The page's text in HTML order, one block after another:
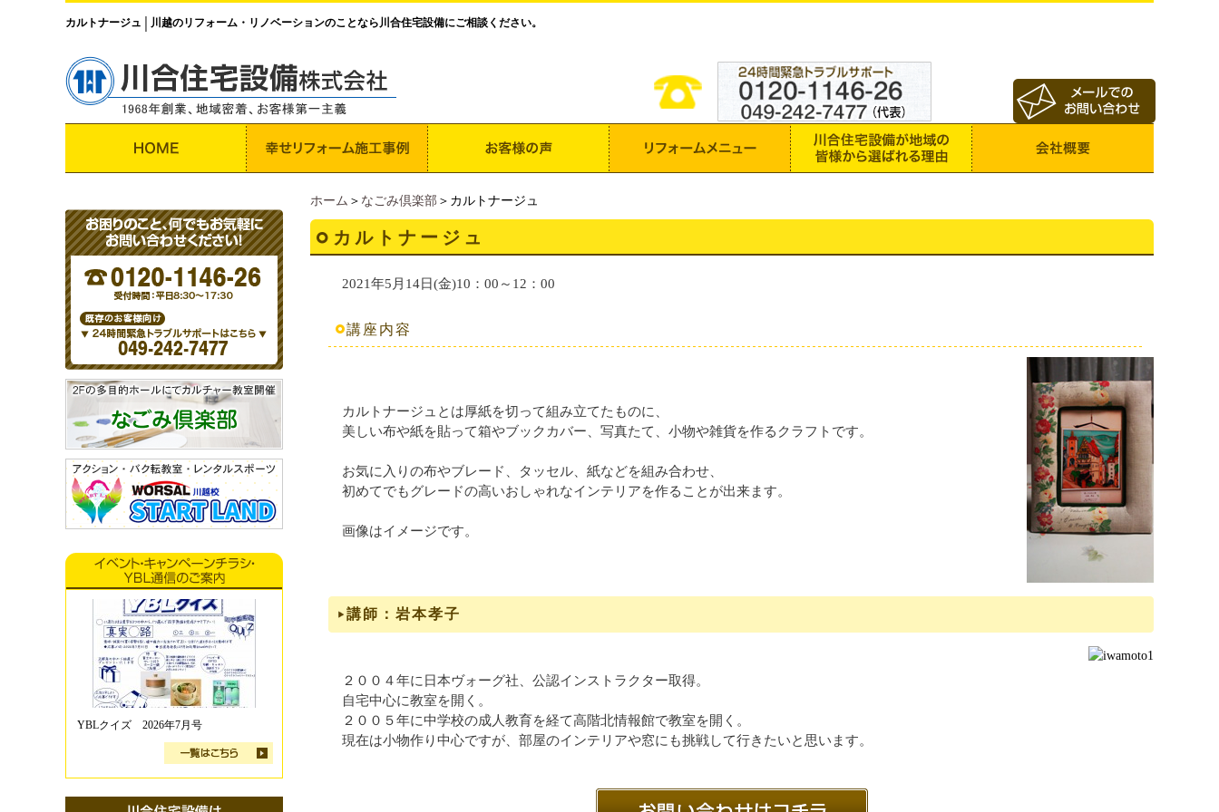
カルトナージュ 川越のリフォーム・リノベーションのことなら川合住宅設備にご相談ください。
ホーム ＞ なごみ倶楽部 ＞カルトナージュ
カルトナージュ
2021年5月14日(金)10：00～12：00
講座内容
カルトナージュとは厚紙を切って組み立てたものに、
美しい布や紙を貼って箱やブックカバー、写真たて、小物や雑貨を作るクラフトです。
お気に入りの布やブレード、タッセル、紙などを組み合わせ、
初めてでもグレードの高いおしゃれなインテリアを作ることが出来ます。
画像はイメージです。
講師：岩本孝子
２００４年に日本ヴォーグ社、公認インストラクター取得。
自宅中心に教室を開く。
２００５年に中学校の成人教育を経て高階北情報館で教室を開く。
現在は小物作り中心ですが、部屋のインテリアや窓にも挑戦して行きたいと思います。
YBLクイズ 2026年7月号